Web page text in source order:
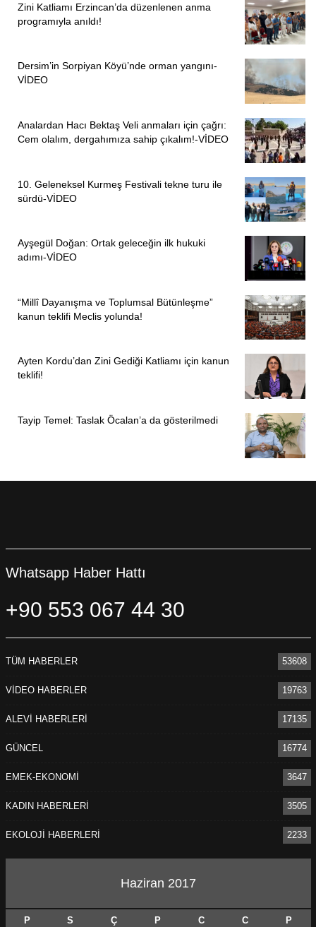
Zini Katliamı Erzincan’da düzenlenen anma
programıyla anıldı!
Dersim’in Sorpiyan Köyü’nde orman yangını-
VİDEO
Analardan Hacı Bektaş Veli anmaları için çağrı:
Cem olalım, dergahımıza sahip çıkalım!-VİDEO
10. Geleneksel Kurmeş Festivali tekne turu ile
sürdü-VİDEO
Ayşegül Doğan: Ortak geleceğin ilk hukuki
adımı-VİDEO
“Millî Dayanışma ve Toplumsal Bütünleşme”
kanun teklifi Meclis yolunda!
Ayten Kordu’dan Zini Gediği Katliamı için kanun
teklifi!
Tayip Temel: Taslak Öcalan’a da gösterilmedi
Whatsapp Haber Hattı
+90 553 067 44 30
TÜM HABERLER 53608
VİDEO HABERLER 19763
ALEVİ HABERLERİ 17135
GÜNCEL 16774
EMEK-EKONOMİ 3647
KADIN HABERLERİ 3505
EKOLOJİ HABERLERİ 2233
Haziran 2017
P S Ç P C C P